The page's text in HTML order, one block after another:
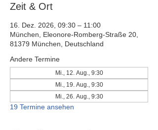
Zeit & Ort
16. Dez. 2026, 09:30 – 11:00
München, Eleonore-Romberg-Straße 20,
81379 München, Deutschland
Andere Termine
Mi., 12. Aug., 9:30
Mi., 19. Aug., 9:30
Mi., 26. Aug., 9:30
19 Termine ansehen